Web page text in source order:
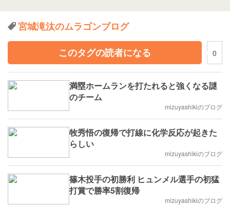
宮城滝汰のムラゴンブログ
このタグの読者になる
0
満塁ホームランを打たれると強くなる謎
のチーム
mizuyashikiのブログ
牧秀悟の復帰で打線に化学反応が起きた
らしい
mizuyashikiのブログ
篠木投手の初勝利 ヒュンメル選手の初猛
打賞で勝率5割復帰
mizuyashikiのブログ